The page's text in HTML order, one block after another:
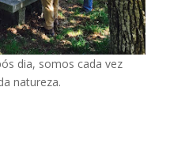
dia, somos cada vez
natureza.